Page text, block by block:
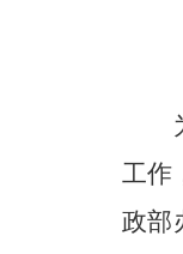
工作
政部